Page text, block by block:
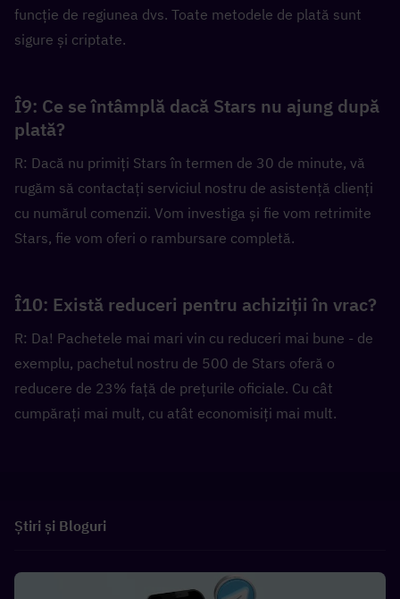
funcție de regiunea dvs. Toate metodele de plată sunt
sigure și criptate.
Î9: Ce se întâmplă dacă Stars nu ajung după
plată?
R: Dacă nu primiți Stars în termen de 30 de minute, vă
rugăm să contactați serviciul nostru de asistență clienți
cu numărul comenzii. Vom investiga și fie vom retrimite
Stars, fie vom oferi o rambursare completă.
Î10: Există reduceri pentru achiziții în vrac?
R: Da! Pachetele mai mari vin cu reduceri mai bune - de
exemplu, pachetul nostru de 500 de Stars oferă o
reducere de 23% față de prețurile oficiale. Cu cât
cumpărați mai mult, cu atât economisiți mai mult.
Știri și Bloguri